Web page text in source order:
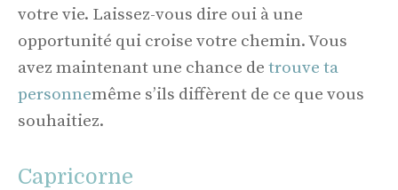
votre vie. Laissez-vous dire oui à une
opportunité qui croise votre chemin. Vous
avez maintenant une chance de trouve ta
personnemême s’ils diffèrent de ce que vous
souhaitiez.
Capricorne